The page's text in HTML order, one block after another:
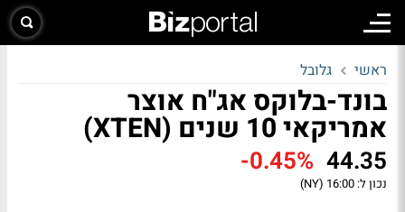
ראשי גלובל
בונד-בלוקס אג"ח אוצר
אמריקאי 10 שנים (XTEN)
44.35
-0.45%
נכון ל: 16:00 (NY)